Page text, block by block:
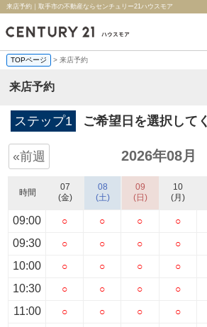
来店予約｜取手市の不動産ならセンチュリー21ハウスモア
TOPページ > 来店予約
来店予約
ステップ1 ご希望日を選択して
«前週 2026年08月
時間
09:00
09:30
10:00
10:30
11:00
07
(金)
○
○
○
○
○
08
(土)
○
○
○
○
○
09
(日)
○
○
○
○
○
10
(月)
○
○
○
○
○